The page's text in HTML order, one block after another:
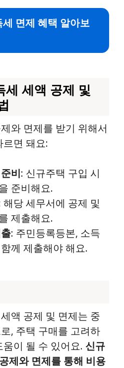
면제 혜택 알아보
세 세액 공제 및
와 면제를 받기 위해서
면 돼요:
비: 신규주택 구입 시
준비해요.
해당 세무서에 공제 및
제출해요.
: 주민등록등본, 소득
께 제출해야 해요.
액 공제 및 면제는 중
, 주택 구매를 고려하
이 될 수 있어요. 신규
제와 면제를 통해 비용